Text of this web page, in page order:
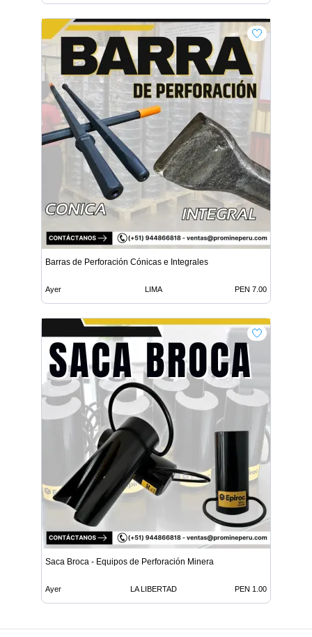
Barras de Perforación Cónicas e Integrales
Ayer LIMA PEN 7.00
Saca Broca - Equipos de Perforación Minera
Ayer LA LIBERTAD PEN 1.00